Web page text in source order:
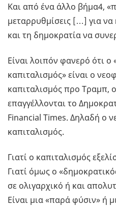
Και από ένα άλλο βήμα4,
μεταρρυθμίσεις […] για
και τη δημοκρατία να
Είναι λοιπόν φανερό ότι ο
καπιταλισμός» είναι ο
καπιταλισμός προ Τραμπ,
επαγγέλλονται το
Financial Times. Δηλαδή ο
καπιταλισμός.
Γιατί ο καπιταλισμός
Γιατί όμως ο
σε ολιγαρχικό ή και
Είναι μια «παρά φύσιν» ή